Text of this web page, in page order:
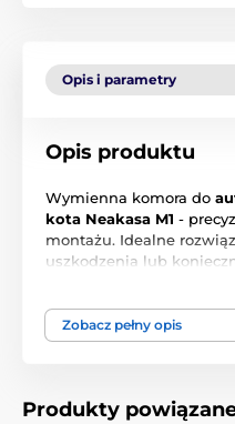
Opis i parametry
Opis produktu
Wymienna komora do
kota Neakasa M1 -
montażu. Idealne
uszkodzenia lub
żywotność i wysoki
wymianę bez
Zobacz pełny opis
Produkty